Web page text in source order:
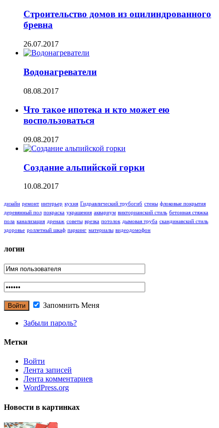
Строительство домов из оцилиндрованного
бревна
26.07.2017
Водонагреватели
08.08.2017
Что такое ипотека и кто может ею
воспользоваться
09.08.2017
Создание альпийской горки
10.08.2017
дизайн ремонт интерьер кухня Гидравлический трубогиб стены флоковые покрытия
деревянный пол покраска украшения аквариум викторианский стиль бетонная стяжка
пола канализация дренаж советы врезка потолок дымовая труба cкандинавский стиль
здоровье роллетный шкаф паркинг материалы видеодомофон
логин
Запомнить Меня
Забыли пароль?
Метки
Войти
Лента записей
Лента комментариев
WordPress.org
Новости в картинках